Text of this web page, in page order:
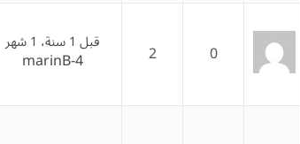
0
2 قبل 1 سنة، 1 شهر
marinB-4